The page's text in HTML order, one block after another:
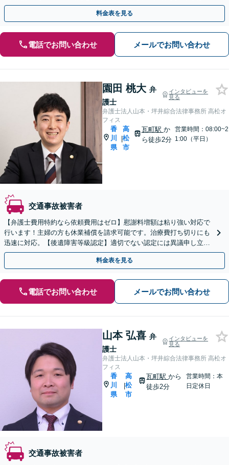
速対応で結果が変わるので、お早めにご相談ください
料金表を見る
電話でお問い合わせ メールでお問い合わせ
園田 桃大 弁
護士
インタビューを
見る
弁護士法人山本・坪井綜合法律事務所 高松オ
フィス
香
川
県
|
高
松
市
瓦町駅 か
ら徒歩2分
営業時間：08:00~2
1:00（平日）
交通事故被害者
【弁護士費用特約なら依頼費用はゼロ】慰謝料増額は粘り強い対応で
行います！主婦の方も休業補償を請求可能です。治療費打ち切りにも
迅速に対応。【後遺障害等級認定】適切でない認定には異議申し立て
を！【瓦町駅徒歩2分】
料金表を見る
電話でお問い合わせ メールでお問い合わせ
山本 弘喜 弁
護士
インタビューを
見る
弁護士法人山本・坪井綜合法律事務所 高松オ
フィス
香
川
県
|
高
松
市
瓦町駅から
徒歩2分
営業時間：本
日定休日
交通事故被害者